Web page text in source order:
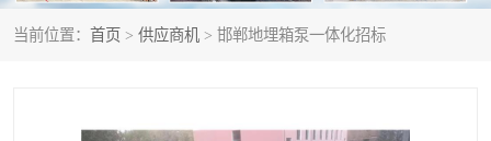
当前位置： 首页 > 供应商机 > 邯郸地埋箱泵一体化招标